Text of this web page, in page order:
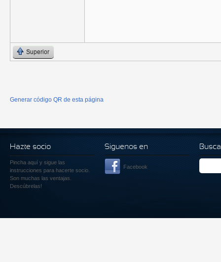
Superior
Generar código QR de esta página
Hazte socio
Pincha aquí y sigue las
instrucciones para hacerte socio.
Son muchas las ventajas.
Descúbrelas!
Siguenos en
Facebook